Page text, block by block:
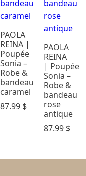
PAOLA
REINA |
Poupée
Sonia –
Robe &
bandeau
caramel
87.99 $
PAOLA
REINA
| Poupée
Sonia –
Robe &
bandeau
rose
antique
87.99 $